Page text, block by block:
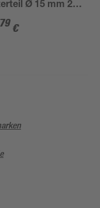
Ø 15 mm 2
79 €